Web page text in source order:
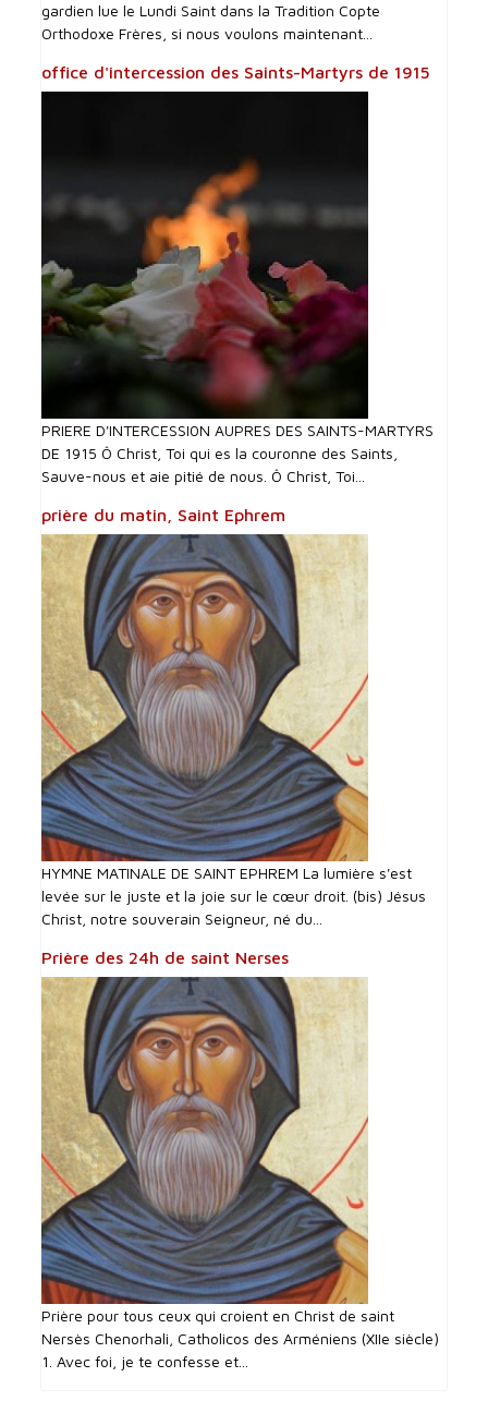
gardien lue le Lundi Saint dans la Tradition Copte
Orthodoxe Frères, si nous voulons maintenant...
office d'intercession des Saints-Martyrs de 1915
PRIERE D'INTERCESSI0N AUPRES DES SAINTS-MARTYRS
DE 1915 Ô Christ, Toi qui es la couronne des Saints,
Sauve-nous et aie pitié de nous. Ô Christ, Toi...
prière du matin, Saint Ephrem
HYMNE MATINALE DE SAINT EPHREM La lumière s'est
levée sur le juste et la joie sur le cœur droit. (bis) Jésus
Christ, notre souverain Seigneur, né du...
Prière des 24h de saint Nerses
Prière pour tous ceux qui croient en Christ de saint
Nersès Chenorhali, Catholicos des Arméniens (XIIe siècle)
1. Avec foi, je te confesse et...